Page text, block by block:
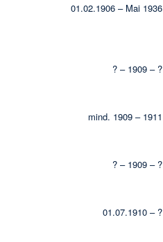
01.02.1906 – Mai 1936
? – 1909 – ?
mind. 1909 – 1911
? – 1909 – ?
01.07.1910 – ?